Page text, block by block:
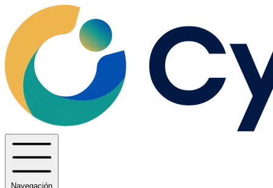
Navegación